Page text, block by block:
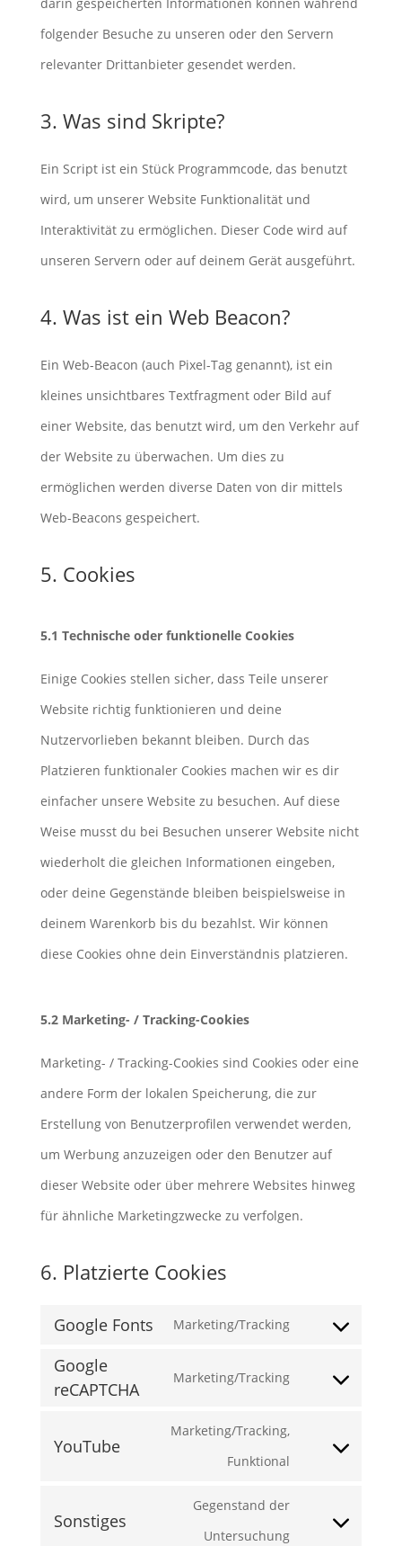
folgender Besuche zu unseren oder den Servern
relevanter Drittanbieter gesendet werden.
3. Was sind Skripte?
Ein Script ist ein Stück Programmcode, das benutzt
wird, um unserer Website Funktionalität und
Interaktivität zu ermöglichen. Dieser Code wird auf
unseren Servern oder auf deinem Gerät ausgeführt.
4. Was ist ein Web Beacon?
Ein Web-Beacon (auch Pixel-Tag genannt), ist ein
kleines unsichtbares Textfragment oder Bild auf
einer Website, das benutzt wird, um den Verkehr auf
der Website zu überwachen. Um dies zu
ermöglichen werden diverse Daten von dir mittels
Web-Beacons gespeichert.
5. Cookies
5.1 Technische oder funktionelle Cookies
Einige Cookies stellen sicher, dass Teile unserer
Website richtig funktionieren und deine
Nutzervorlieben bekannt bleiben. Durch das
Platzieren funktionaler Cookies machen wir es dir
einfacher unsere Website zu besuchen. Auf diese
Weise musst du bei Besuchen unserer Website nicht
wiederholt die gleichen Informationen eingeben,
oder deine Gegenstände bleiben beispielsweise in
deinem Warenkorb bis du bezahlst. Wir können
diese Cookies ohne dein Einverständnis platzieren.
5.2 Marketing- / Tracking-Cookies
Marketing- / Tracking-Cookies sind Cookies oder eine
andere Form der lokalen Speicherung, die zur
Erstellung von Benutzerprofilen verwendet werden,
um Werbung anzuzeigen oder den Benutzer auf
dieser Website oder über mehrere Websites hinweg
für ähnliche Marketingzwecke zu verfolgen.
6. Platzierte Cookies
Google Fonts
Marketing/Tracking
Google
reCAPTCHA
Marketing/Tracking
service
recaptcha
YouTube
Marketing/Tracking,
Funktional
service
Sonstiges
Gegenstand der
Untersuchung